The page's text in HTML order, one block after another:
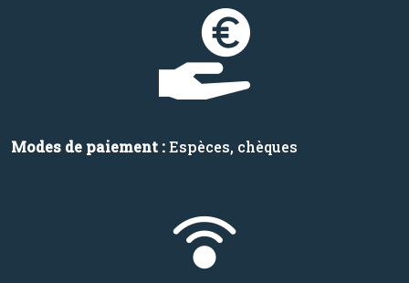
Modes de paiement :Espèces, chèques